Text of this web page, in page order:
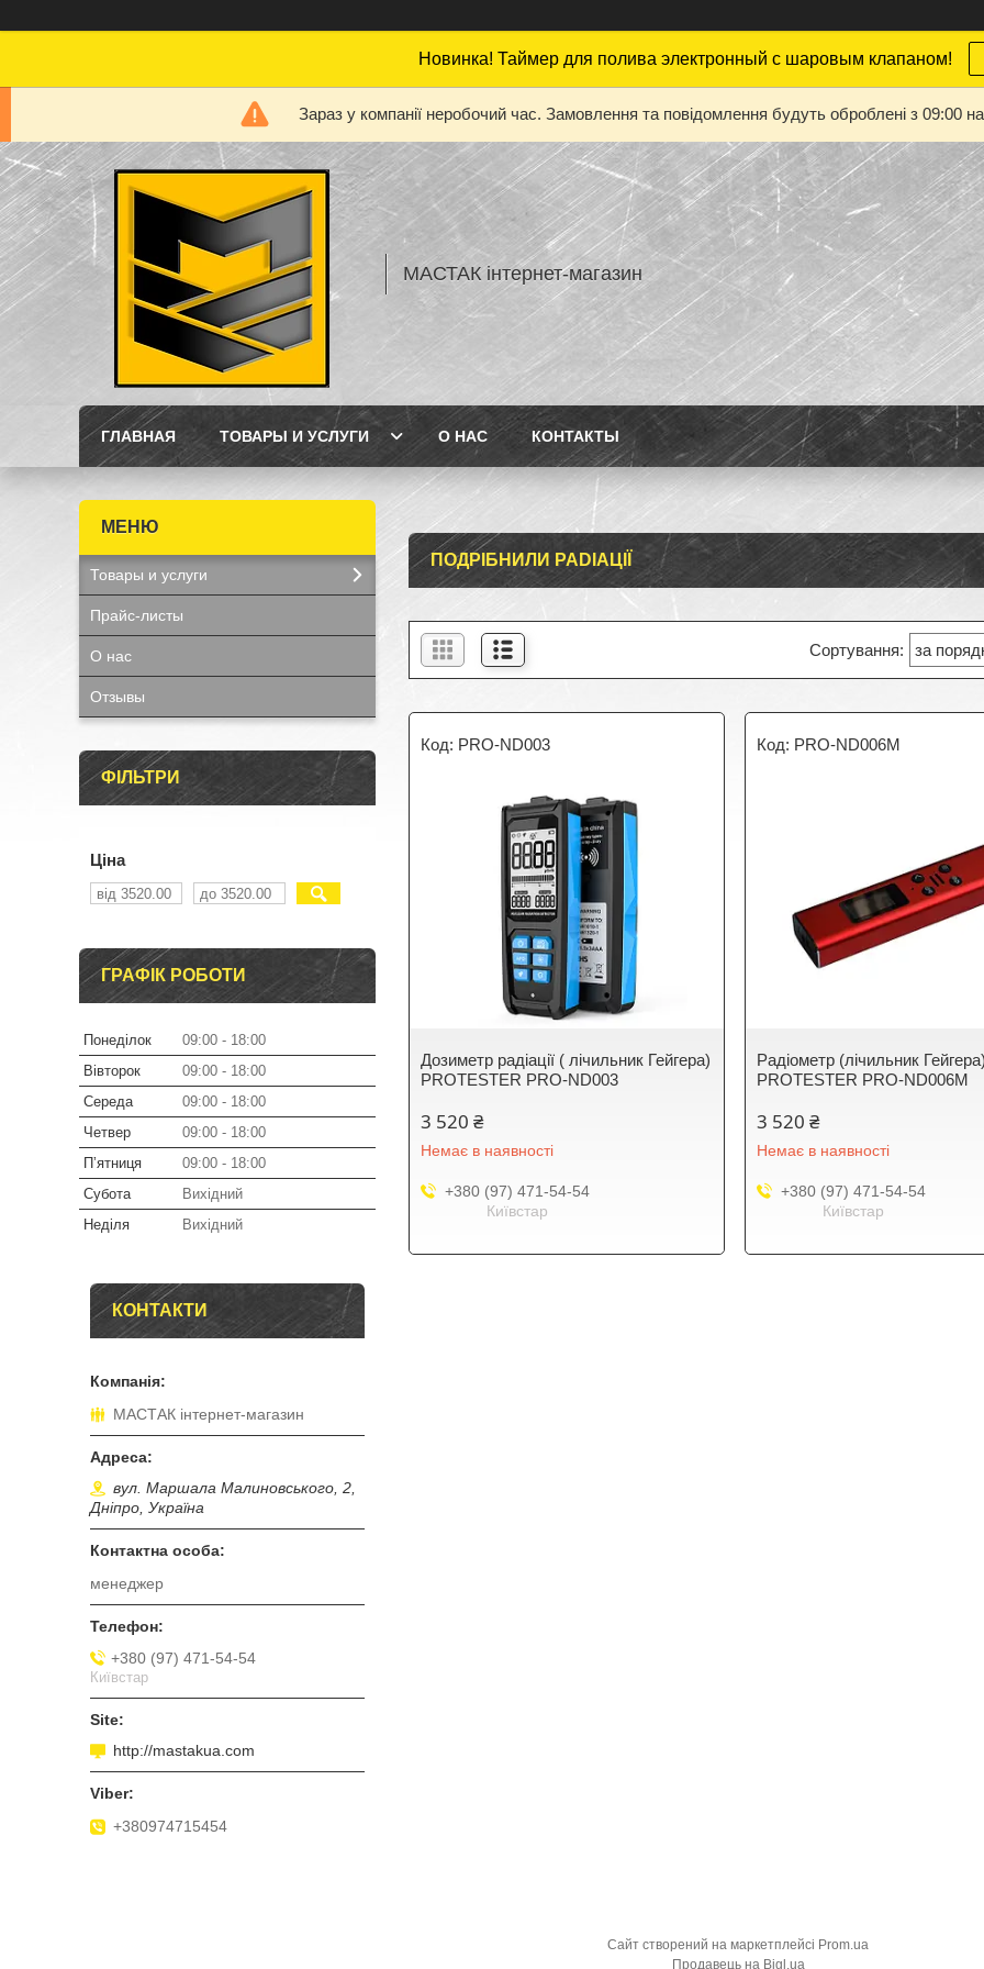
Новинка! Таймер для полива электронный с шаровым клапаном!
Зараз у компанії неробочий час. Замовлення та повідомлення будуть оброблені з 09:00
МАСТАК інтернет-магазин
ГЛАВНАЯ ТОВАРЫ И УСЛУГИ О НАС КОНТАКТЫ
ПОДРІБНИЛИ PADIAЦІЇ
PRO-ND003
Дозиметр радіації ( лічильник Гейгера)
PROTESTER PRO-ND003
3 520 ₴
Немає в наявності
+380 (97) 471-54-54
Київстар
PRO-ND006M
Радіометр (лічильник
PROTESTER PRO-ND006M
3 520 ₴
Немає в наявності
+380 (97) 471-54-54
Київстар
Товары и услуги
Прайс-листы
О нас
Отзывы
ФІЛЬТРИ
Ціна
ГРАФІК РОБОТИ
Понеділок 09:00
18:00
Вівторок
09:00
18:00
Середа
09:00
18:00
Четвер
09:00
18:00
Пʼятниця
09:00
18:00
Субота
Вихідний
Неділя
Вихідний
КОНТАКТИ
МАСТАК інтернет-магазин
вул. Маршала Малиновського, 2,
Дніпро, Україна
менеджер
+380 (97) 471-54-54
Київстар
http://mastakua.com
+380974715454
Сайт створений на маркетплейсі Prom.ua
Продавець на Bigl.ua